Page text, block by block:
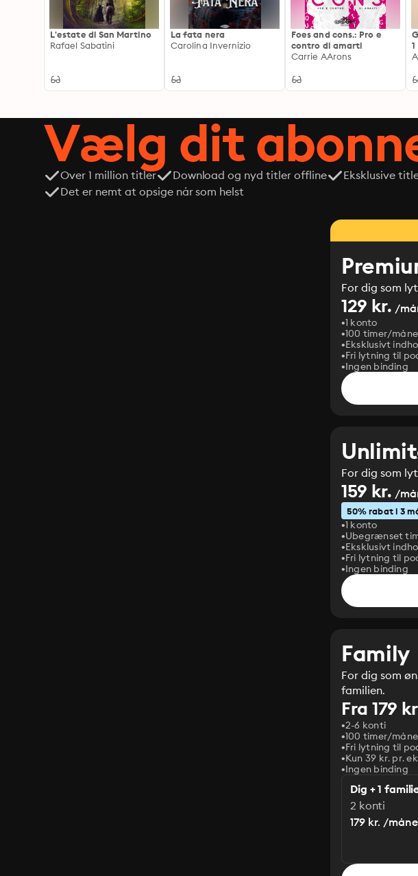
L'estate di San Martino
Rafael Sabatini
La fata nera
Carolina Invernizio
Foes and cons.: Pro e
contro di amarti
Carrie AArons
1
Vælg dit
Over 1 million titler Download og nyd titler offline Eksklusive
Det er nemt at opsige når som helst
For dig som
129 kr. /
1 konto
100 timer/
Eksklusivt
Fri lytning til
Ingen binding
For dig som
159 kr. /
50% rabat i 3
1 konto
Ubegrænset
Eksklusivt
Fri lytning til
Ingen binding
Family
For dig som
familien.
Fra 179
2-6 konti
100 timer/
Fri lytning til
Kun 39 kr. pr.
Ingen binding
Dig + 1
2 konti
179 kr. /